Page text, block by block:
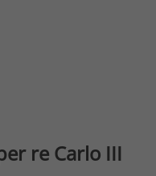
re Carlo III